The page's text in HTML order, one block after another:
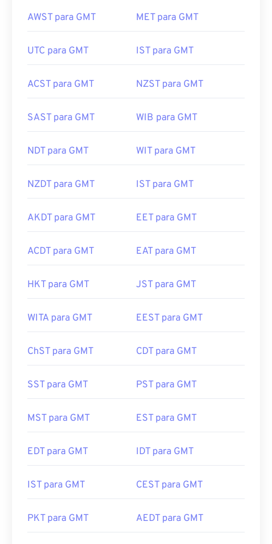
AWST para GMT MET para GMT
UTC para GMT IST para GMT
ACST para GMT NZST para GMT
SAST para GMT WIB para GMT
NDT para GMT WIT para GMT
NZDT para GMT IST para GMT
AKDT para GMT EET para GMT
ACDT para GMT EAT para GMT
HKT para GMT JST para GMT
WITA para GMT EEST para GMT
ChST para GMT CDT para GMT
SST para GMT PST para GMT
MST para GMT EST para GMT
EDT para GMT IDT para GMT
IST para GMT CEST para GMT
PKT para GMT AEDT para GMT